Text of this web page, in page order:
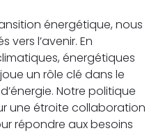
énergétique, nous
vers l’avenir. En
énergétiques
un rôle clé dans le
Notre politique
une étroite collaboration
répondre aux besoins